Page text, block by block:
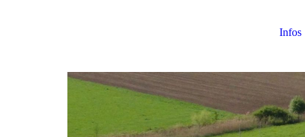
Infos